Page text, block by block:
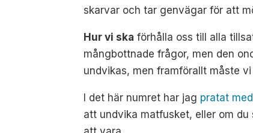
skarvar och tar genvägar för att
Hur vi ska förhålla oss till alla
mångbottnade frågor, men den
undvikas, men framförallt måste
I det här numret har jag pratat
att undvika matfusket, eller om